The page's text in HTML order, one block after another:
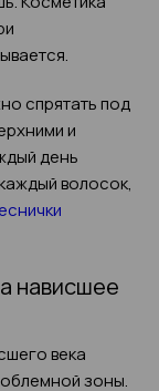
спрятать под
и
день
волосок,
нависшее
века
зоны.